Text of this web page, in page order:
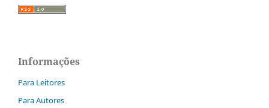
Informações
Para Leitores
Para Autores